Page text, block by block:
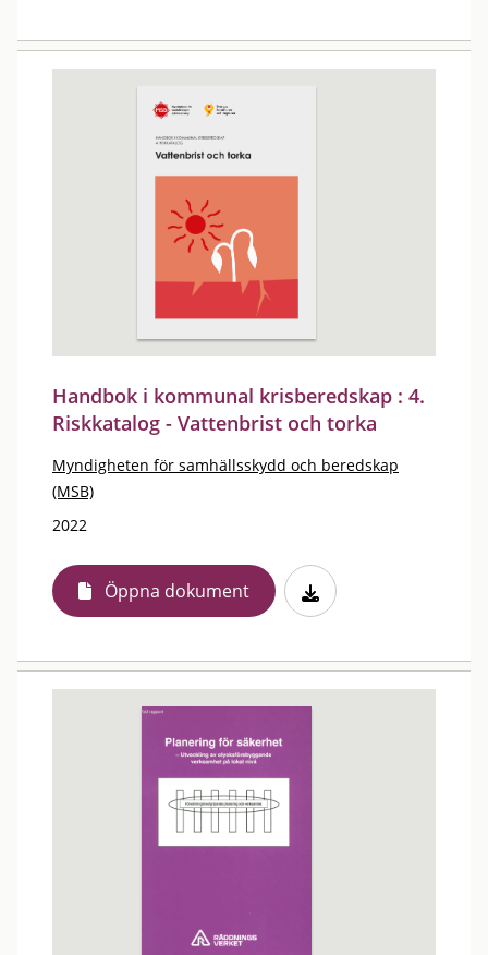
Handbok i kommunal krisberedskap : 4.
Riskkatalog - Vattenbrist och torka
Myndigheten för samhällsskydd och beredskap
(MSB)
2022
Öppna dokument